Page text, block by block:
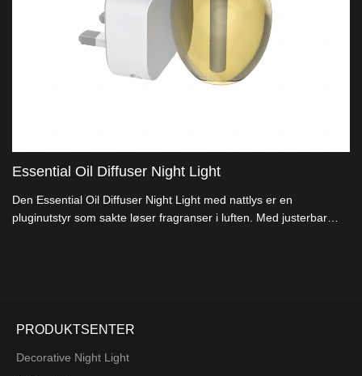
Essential Oil Diffuser Night Light
Den Essential Oil Diffuser Night Light med nattlys er en
pluginutstyr som sakte løser fragranser i luften. Med justerbar
PRODUKTSENTER
Decorative Night Light